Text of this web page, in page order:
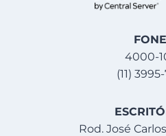
4000-
(11)
Rod. José